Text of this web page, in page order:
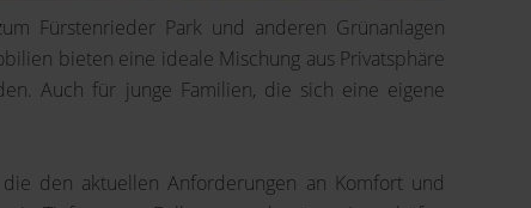
Fürstenrieder Park und anderen Grünanlagen
bieten eine ideale Mischung aus Privatsphäre
Auch für junge Familien, die sich eine eigene
den aktuellen Anforderungen an Komfort und